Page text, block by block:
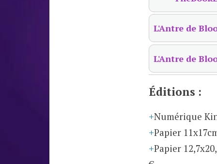
L'Antre de
L'Antre de
Éditions :
Numérique
Papier
Papier